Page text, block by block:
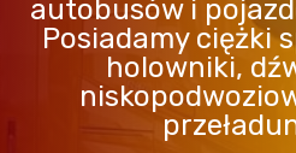
autobusów i
Posiadamy ciężki
holowniki,